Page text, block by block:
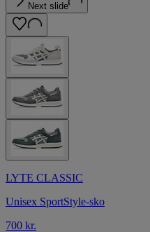
Next slide
LYTE CLASSIC
Unisex SportStyle-sko
700 kr.